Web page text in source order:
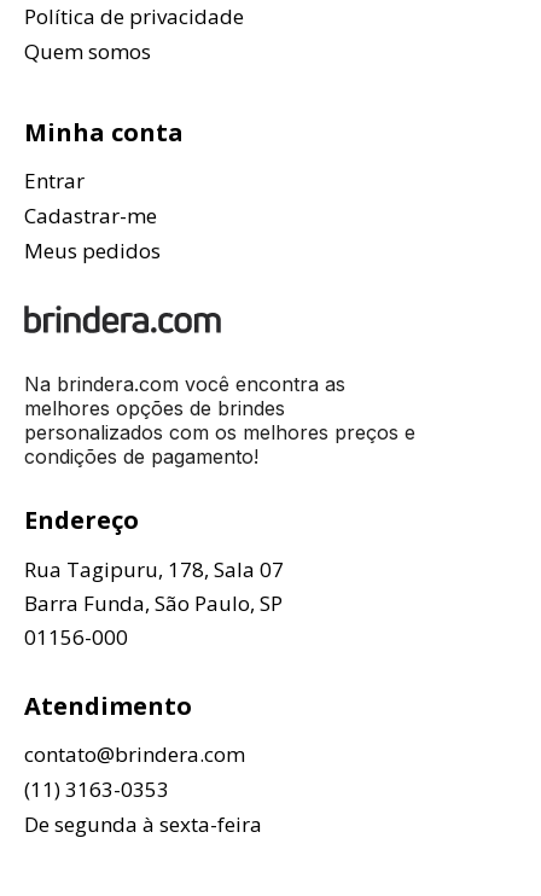
Política de privacidade
Quem somos
Minha conta
Entrar
Cadastrar-me
Meus pedidos
Na brindera.com você encontra as
melhores opções de brindes
personalizados com os melhores preços e
condições de pagamento!
Endereço
Rua Tagipuru, 178, Sala 07
Barra Funda, São Paulo, SP
01156-000
Atendimento
contato@brindera.com
(11) 3163-0353
De segunda à sexta-feira